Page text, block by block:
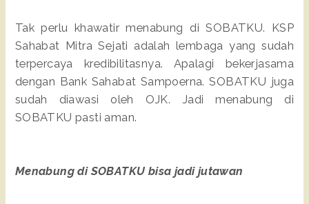
Tak perlu khawatir menabung di SOBATKU. KSP
Sahabat Mitra Sejati adalah lembaga yang sudah
terpercaya kredibilitasnya. Apalagi bekerjasama
dengan Bank Sahabat Sampoerna. SOBATKU juga
sudah diawasi oleh OJK. Jadi menabung di
SOBATKU pasti aman.
Menabung di SOBATKU bisa jadi jutawan